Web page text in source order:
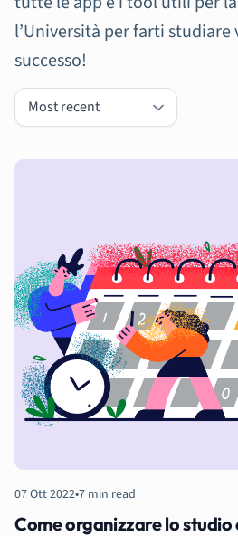
l’Università per farti studiare
successo!
Most recent
07 Ott 2022•7 min read
Come organizzare lo studio